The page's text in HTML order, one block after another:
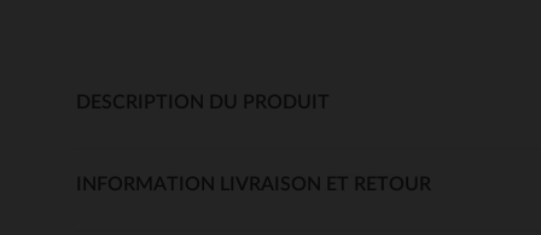
DESCRIPTION DU PRODUIT
INFORMATION LIVRAISON ET RETOUR